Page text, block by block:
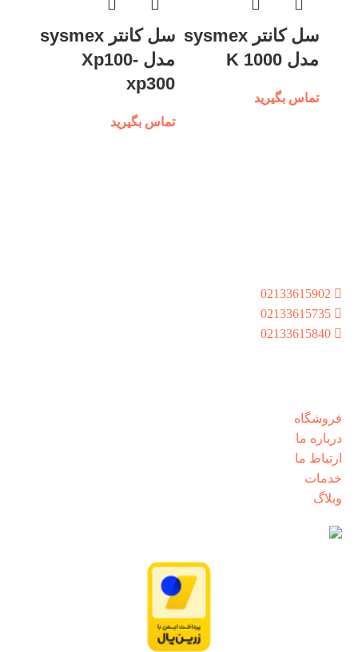
سل کانتر sysmex
مدل K 1000
تماس بگیرید
سل کانتر sysmex
مدل Xp100-
xp300
تماس بگیرید
02133615902
02133615735
02133615840
فروشگاه
درباره ما
ارتباط ما
خدمات
وبلاگ